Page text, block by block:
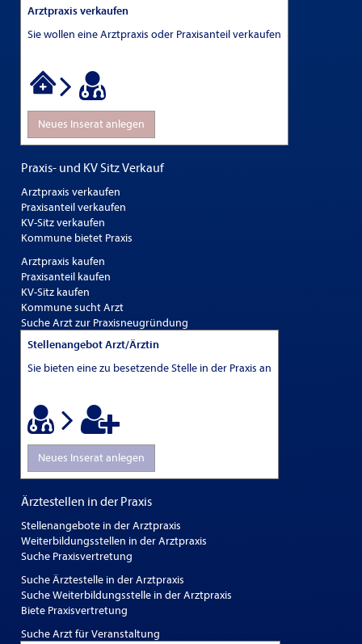
Arztpraxis verkaufen
Sie wollen eine Arztpraxis oder Praxisanteil verkaufen
Neues Inserat anlegen
Praxis- und KV Sitz Verkauf
Arztpraxis verkaufen
Praxisanteil verkaufen
KV-Sitz verkaufen
Kommune bietet Praxis
Arztpraxis kaufen
Praxisanteil kaufen
KV-Sitz kaufen
Kommune sucht Arzt
Suche Arzt zur Praxisneugründung
Stellenangebot Arzt/Ärztin
Sie bieten eine zu besetzende Stelle in der Praxis an
Neues Inserat anlegen
Ärztestellen in der Praxis
Stellenangebote in der Arztpraxis
Weiterbildungsstellen in der Arztpraxis
Suche Praxisvertretung
Suche Ärztestelle in der Arztpraxis
Suche Weiterbildungsstelle in der Arztpraxis
Biete Praxisvertretung
Suche Arzt für Veranstaltung